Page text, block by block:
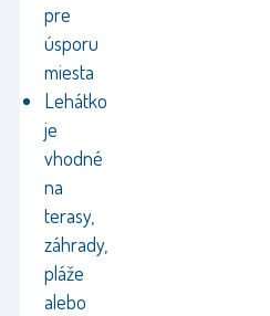
pre
úsporu
miesta
Lehátko
je
vhodné
na
terasy,
záhrady,
pláže
alebo